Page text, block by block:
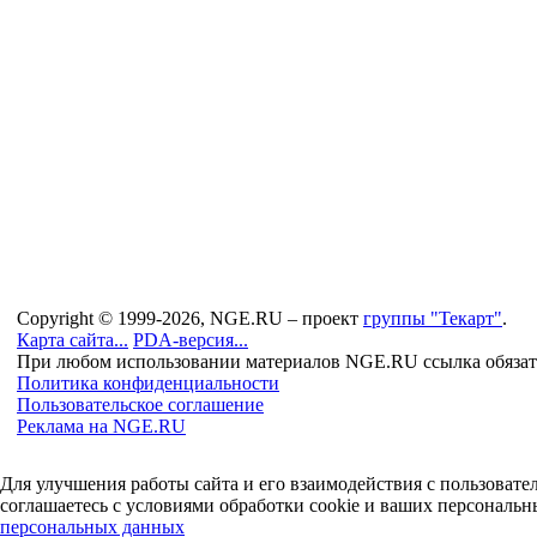
Copyright © 1999-2026, NGE.RU – проект группы "Текарт".
Карта сайта... PDA-версия...
При любом использовании материалов NGE.RU ссылка
Политика конфиденциальности
Пользовательское соглашение
Реклама на NGE.RU
Для улучшения работы сайта и его взаимодействия с
соглашаетесь с условиями обработки cookie и ваших
персональных данных